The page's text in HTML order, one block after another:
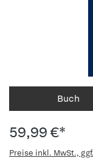
Buch
59,99 €*
Preise inkl. MwSt.,